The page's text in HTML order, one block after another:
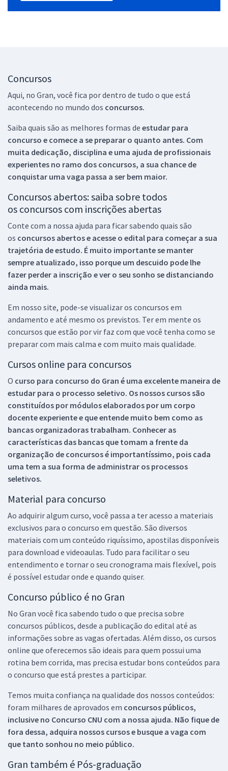
Concursos
Aqui, no Gran, você fica por dentro de tudo o que está
acontecendo no mundo dos concursos.
Saiba quais são as melhores formas de estudar para
concurso e comece a se preparar o quanto antes. Com
muita dedicação, disciplina e uma ajuda de profissionais
experientes no ramo dos concursos, a sua chance de
conquistar uma vaga passa a ser bem maior.
Concursos abertos: saiba sobre todos
os concursos com inscrições abertas
Conte com a nossa ajuda para ficar sabendo quais são
os concursos abertos e acesse o edital para começar a sua
trajetória de estudo. É muito importante se manter
sempre atualizado, isso porque um descuido pode lhe
fazer perder a inscrição e ver o seu sonho se distanciando
ainda mais.
Em nosso site, pode-se visualizar os concursos em
andamento e até mesmo os previstos. Ter em mente os
concursos que estão por vir faz com que você tenha como se
preparar com mais calma e com muito mais qualidade.
Cursos online para concursos
O curso para concurso do Gran é uma excelente maneira de
estudar para o processo seletivo. Os nossos cursos são
constituídos por módulos elaborados por um corpo
docente experiente e que entende muito bem como as
bancas organizadoras trabalham. Conhecer as
características das bancas que tomam a frente da
organização de concursos é importantíssimo, pois cada
uma tem a sua forma de administrar os processos
seletivos.
Material para concurso
Ao adquirir algum curso, você passa a ter acesso a materiais
exclusivos para o concurso em questão. São diversos
materiais com um conteúdo riquíssimo, apostilas disponíveis
para download e videoaulas. Tudo para facilitar o seu
entendimento e tornar o seu cronograma mais flexível, pois
é possível estudar onde e quando quiser.
Concurso público é no Gran
No Gran você fica sabendo tudo o que precisa sobre
concursos públicos, desde a publicação do edital até as
informações sobre as vagas ofertadas. Além disso, os cursos
online que oferecemos são ideais para quem possui uma
rotina bem corrida, mas precisa estudar bons conteúdos para
o concurso que está prestes a participar.
Temos muita confiança na qualidade dos nossos conteúdos:
foram milhares de aprovados em concursos públicos,
inclusive no Concurso CNU com a nossa ajuda. Não fique de
fora dessa, adquira nossos cursos e busque a vaga com
que tanto sonhou no meio público.
Gran também é Pós-graduação